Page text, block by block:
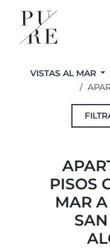
VISTAS AL MAR
PISOS
MAR